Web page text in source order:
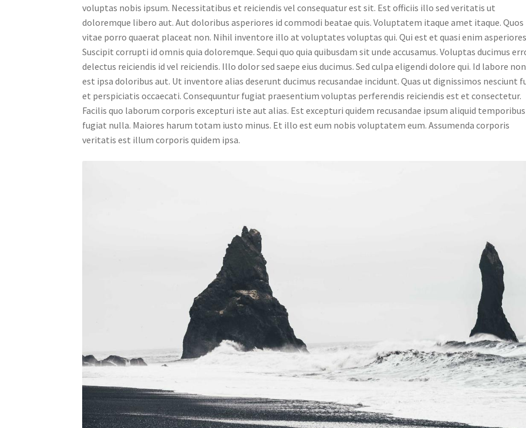
voluptas nobis ipsum. Necessitatibus et reiciendis vel consequatur est sit. Est officiis illo sed veritatis ut
doloremque libero aut. Aut doloribus asperiores id commodi beatae quis. Voluptatem itaque amet itaque. Quos
vitae porro quaerat placeat non. Nihil inventore illo at voluptates voluptas qui. Qui est et quasi enim
Suscipit corrupti id omnis quia doloremque. Sequi quo quia quibusdam sit unde accusamus. Voluptas ducimus
delectus reiciendis id vel reiciendis. Illo dolor sed saepe eius ducimus. Sed culpa eligendi dolore qui. Id labore
est ipsa doloribus aut. Ut inventore alias deserunt ducimus recusandae incidunt. Quas ut dignissimos nesciunt
et perspiciatis occaecati. Consequuntur fugiat praesentium voluptas perferendis reiciendis est et consectetur.
Facilis quo laborum corporis excepturi iste aut alias. Est excepturi quidem recusandae ipsum aliquid temporibus
fugiat nulla. Maiores harum totam iusto minus. Et illo est eum nobis voluptatem eum. Assumenda corporis
veritatis est illum corporis quidem ipsa.